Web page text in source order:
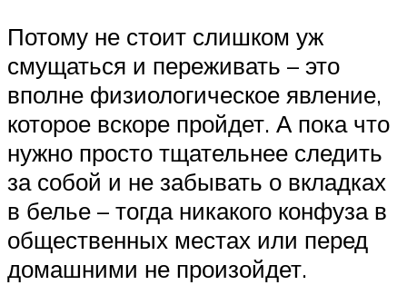
Потому не стоит слишком уж
смущаться и переживать – это
вполне физиологическое явление,
которое вскоре пройдет. А пока что
нужно просто тщательнее следить
за собой и не забывать о вкладках
в белье – тогда никакого конфуза в
общественных местах или перед
домашними не произойдет.